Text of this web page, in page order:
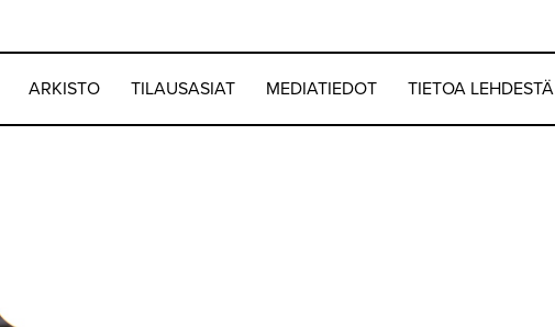
ARKISTO TILAUSASIAT MEDIATIEDOT TIETOA LEHDESTÄ